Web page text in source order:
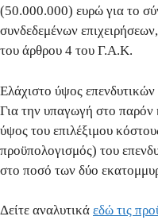
(50.000.000) ευρώ για το
συνδεδεμένων
του άρθρου 4 του Γ.Α.Κ.
Ελάχιστο ύψος επενδυτικών
Για την υπαγωγή στo παρόν
ύψος του επιλέξιμου
προϋπολογισμός) του
στο ποσό των δύο
Δείτε αναλυτικά εδώ τις